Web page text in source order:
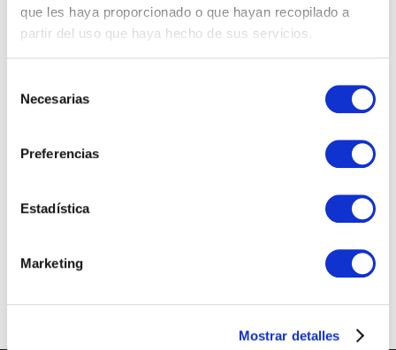
que les haya proporcionado o que hayan recopilado a
partir del uso que haya hecho de sus servicios.
Necesarias
Preferencias
Estadística
Marketing
Mostrar detalles
Marketing
RRHH
No job listings found.